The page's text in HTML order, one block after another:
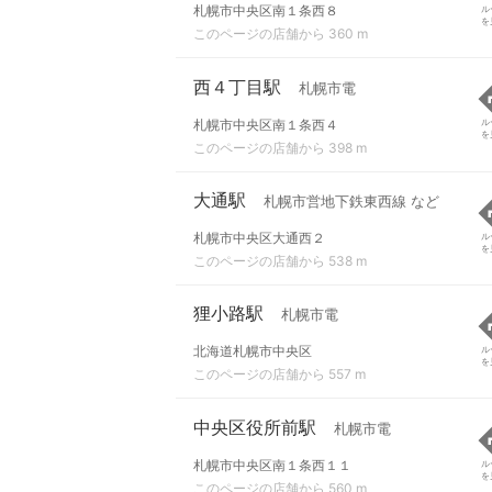
札幌市中央区南１条西８
このページの店舗から 360 m
ル
を
西４丁目駅 札幌市電
札幌市中央区南１条西４
このページの店舗から 398 m
ル
を
大通駅 札幌市営地下鉄東西線 など
札幌市中央区大通西２
このページの店舗から 538 m
ル
を
狸小路駅 札幌市電
北海道札幌市中央区
このページの店舗から 557 m
ル
を
中央区役所前駅 札幌市電
札幌市中央区南１条西１１
このページの店舗から 560 m
ル
を